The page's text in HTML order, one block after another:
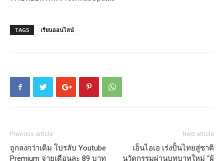
TAGS เรียนออนไลน์
Previous article
ถูกลงกว่าเดิม โปรลับ Youtube
Premium จ่ายเดือนละ 89 บาท
Next article
เอ็นไอเอ เร่งปั้นไทยสู่ชาติ
นวัตกรรมผ่านบทบาทใหม่ “ผู้